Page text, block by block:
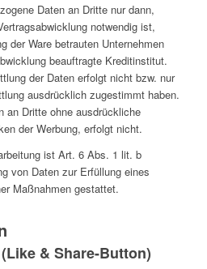
Daten an Dritte nur dann,
notwendig ist,
der Ware betrauten Unternehmen
beauftragte Kreditinstitut.
der Daten erfolgt nicht bzw. nur
ausdrücklich zugestimmt haben.
an Dritte ohne ausdrückliche
der Werbung, erfolgt nicht.
ist Art. 6 Abs. 1 lit. b
von Daten zur Erfüllung eines
Maßnahmen gestattet.
& Share-Button)